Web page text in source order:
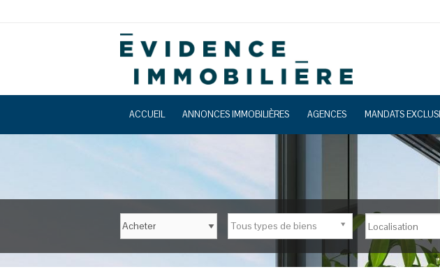
ACCUEIL ANNONCES IMMOBILIÈRES AGENCES MANDATS
Tous types de biens